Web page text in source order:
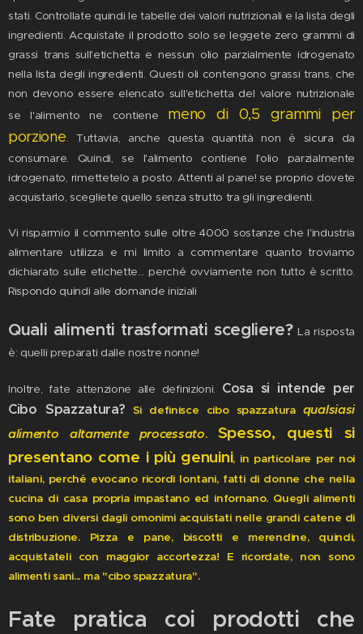
stati. Controllate quindi le tabelle dei valori nutrizionali e la lista degli
ingredienti. Acquistate il prodotto solo se leggete zero grammi di
grassi trans sull'etichetta e nessun olio parzialmente idrogenato
nella lista degli ingredienti. Questi oli contengono grassi trans, che
non devono essere elencato sull'etichetta del valore nutrizionale
se l'alimento ne contiene meno di 0,5 grammi per
porzione. Tuttavia, anche questa quantità non è sicura da
consumare. Quindi, se l'alimento contiene l'olio parzialmente
idrogenato, rimettetelo a posto. Attenti al pane! se proprio dovete
acquistarlo, scegliete quello senza strutto tra gli ingredienti.
Vi risparmio il commento sulle oltre 4000 sostanze che l'industria
alimentare utilizza e mi limito a commentare quanto troviamo
dichiarato sulle etichette... perché ovviamente non tutto è scritto.
Rispondo quindi alle domande iniziali
Quali alimenti trasformati scegliere?La risposta
è: quelli preparati dalle nostre nonne!
Inoltre, fate attenzione alle definizioni. Cosa si intende per
Cibo Spazzatura? Si definisce cibo spazzatura qualsiasi
alimento altamente processato. Spesso, questi si
presentano come i più genuini, in particolare per noi
italiani, perché evocano ricordi lontani, fatti di donne che nella
cucina di casa propria impastano ed infornano. Quegli alimenti
sono ben diversi dagli omonimi acquistati nelle grandi catene di
distribuzione. Pizza e pane, biscotti e merendine, quindi,
acquistateli con maggior accortezza! E ricordate, non sono
alimenti sani... ma "cibo spazzatura".
Fate pratica coi prodotti che